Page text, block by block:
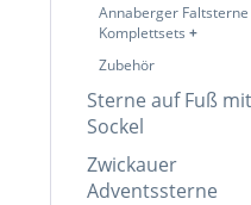
Annaberger Faltsterne
Komplettsets
Zubehör
Sterne auf Fuß mit
Sockel
Zwickauer
Adventssterne